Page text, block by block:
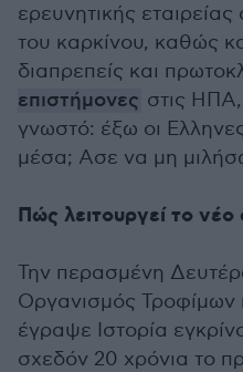
ερευνητικής
του καρκίνου, καθώς
διαπρεπείς και
επιστήμονες στις
γνωστό: έξω οι
μέσα; Ασε να μη
Πώς λειτουργεί το
Την περασμένη
Οργανισμός
έγραψε Ιστορία
σχεδόν 20 χρόνια το